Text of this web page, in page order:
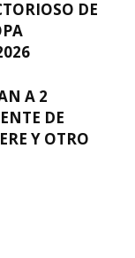
DE
A 2
DE
Y OTRO